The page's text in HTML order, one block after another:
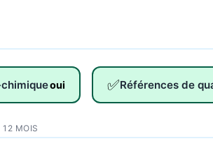
oui ✅Références de
12 MOIS